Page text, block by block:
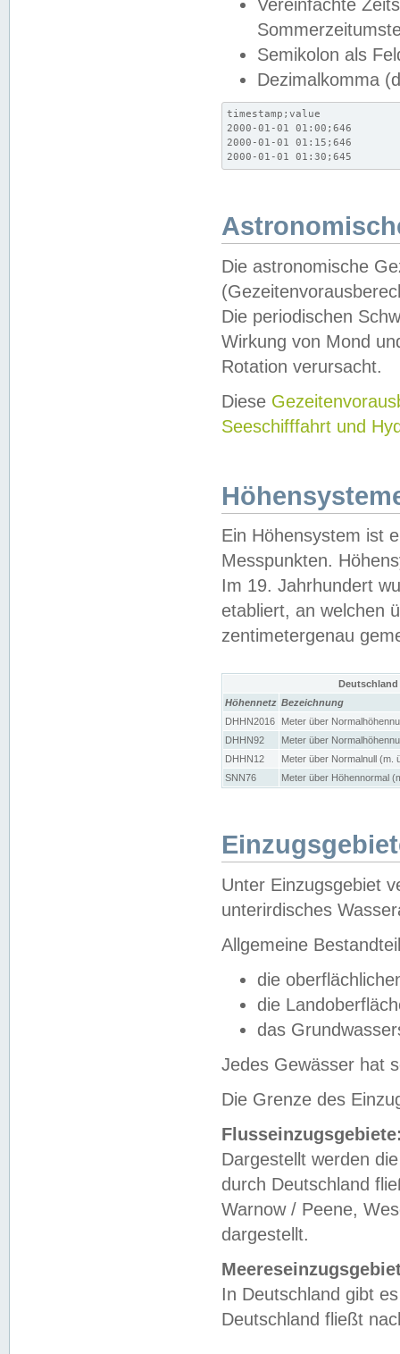
Vereinfachte
Semikolon als
Dezimalkomma
timestamp;value
2000-01-01 01:00;646
2000-01-01 01:15;646
2000-01-01 01:30;645
Die astronomische
Die periodischen
Wirkung von Mond
Rotation verursacht.
Diese
Seeschifffahrt und
Ein Höhensystem ist
Messpunkten.
Im 19. Jahrhundert
etabliert, an welchen
zentimetergenau
Höhennetz Bezeichnung
DHHN2016
Meter über
DHHN92
Meter über
DHHN12
Meter über Normalnull (m.
SNN76
Meter über Höhennormal
Unter Einzugsgebiet
unterirdisches
Allgemeine
die
die
das
Jedes Gewässer hat
Die Grenze des
Dargestellt werden
durch Deutschland
Warnow / Peene,
dargestellt.
In Deutschland gibt
Deutschland fließt